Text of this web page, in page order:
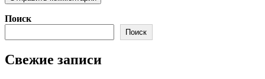
Поиск
Поиск
Свежие записи